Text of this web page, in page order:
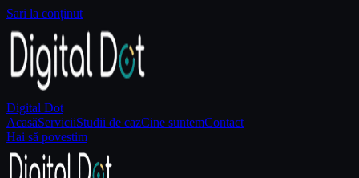
Sari la conținut
Digital Dot
AcasăServiciiStudii de cazCine suntemContact
Hai să povestim